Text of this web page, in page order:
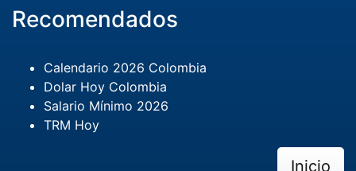
Recomendados
Calendario 2026 Colombia
Dolar Hoy Colombia
Salario Mínimo 2026
TRM Hoy
Inicio